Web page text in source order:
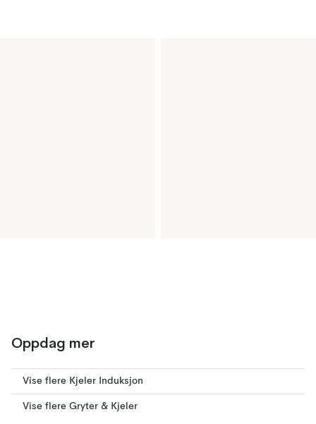
Oppdag mer
Vise flere Kjeler Induksjon
Vise flere Gryter & Kjeler